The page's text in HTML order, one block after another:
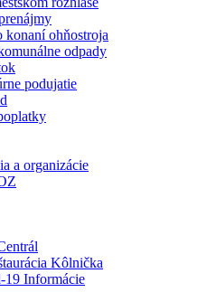
konaní ohňostroja
odpady
podujatie
a organizácie
Kôlnička
Informácie